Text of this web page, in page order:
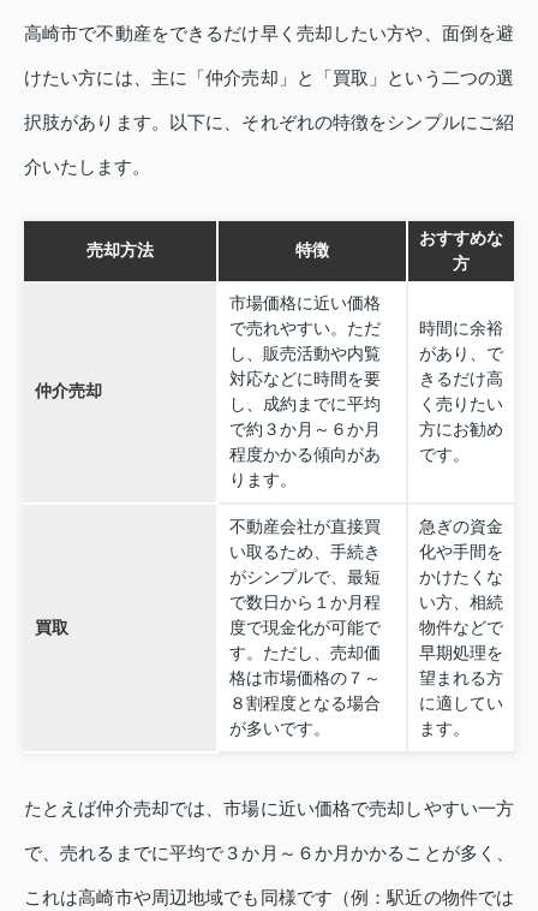
高崎市で不動産をできるだけ早く売却したい方や、面倒を避
けたい方には、主に「仲介売却」と「買取」という二つの選
択肢があります。以下に、それぞれの特徴をシンプルにご紹
介いたします。
売却方法 特徴
おすすめな
方
仲介売却
市場価格に近い価格
で売れやすい。ただ
し、販売活動や内覧
対応などに時間を要
し、成約までに平均
で約３か月～６か月
程度かかる傾向があ
ります。
時間に余裕
があり、で
きるだけ高
く売りたい
方にお勧め
です。
買取
不動産会社が直接買
い取るため、手続き
がシンプルで、最短
で数日から１か月程
度で現金化が可能で
す。ただし、売却価
格は市場価格の７～
８割程度となる場合
が多いです。
急ぎの資金
化や手間を
かけたくな
い方、相続
物件などで
早期処理を
望まれる方
に適してい
ます。
たとえば仲介売却では、市場に近い価格で売却しやすい一方
で、売れるまでに平均で３か月～６か月かかることが多く、
これは高崎市や周辺地域でも同様です（例：駅近の物件では